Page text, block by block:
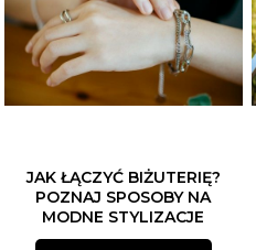
JAK ŁĄCZYĆ BIŻUTERIĘ?
POZNAJ SPOSOBY NA
MODNE STYLIZACJE